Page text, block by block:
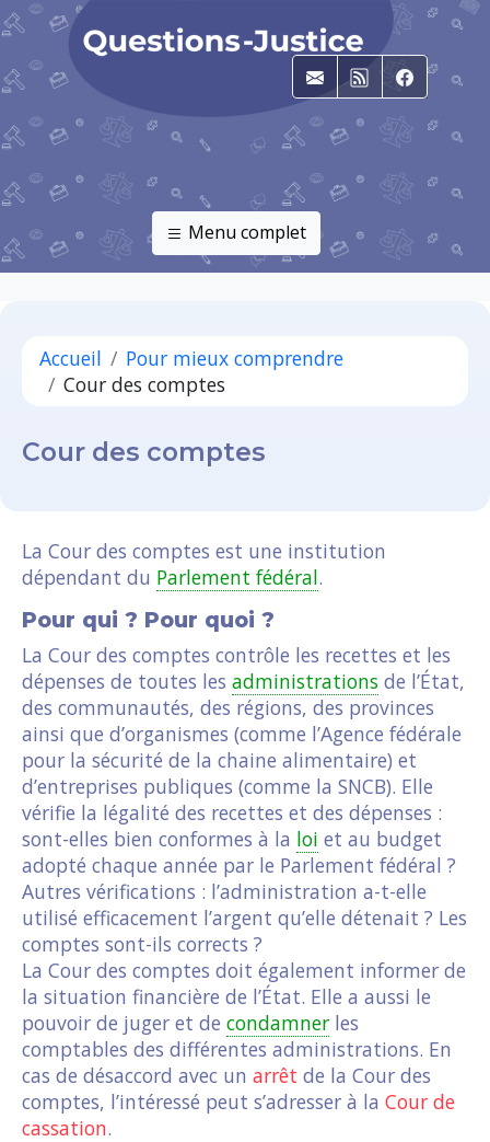
E-mailRSS
Menu complet
Accueil
Pour mieux comprendre
Cour des comptes
Cour des comptes
La Cour des comptes est une institution
dépendant du Parlement fédéral.
Pour qui ? Pour quoi ?
La Cour des comptes contrôle les recettes et les
dépenses de toutes les administrations de l’État,
des communautés, des régions, des provinces
ainsi que d’organismes (comme l’Agence fédérale
pour la sécurité de la chaine alimentaire) et
d’entreprises publiques (comme la SNCB). Elle
vérifie la légalité des recettes et des dépenses :
sont-elles bien conformes à la loi et au budget
adopté chaque année par le Parlement fédéral ?
Autres vérifications : l’administration a-t-elle
utilisé efficacement l’argent qu’elle détenait ? Les
comptes sont-ils corrects ?
La Cour des comptes doit également informer de
la situation financière de l’État. Elle a aussi le
pouvoir de juger et de condamner les
comptables des différentes administrations. En
cas de désaccord avec un arrêt de la Cour des
comptes, l’intéressé peut s’adresser à la Cour de
cassation.